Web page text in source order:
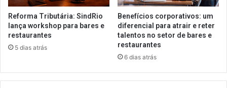
Reforma Tributária: SindRio
lança workshop para bares e
restaurantes
5 dias atrás
Benefícios corporativos: um
diferencial para atrair e reter
talentos no setor de bares e
restaurantes
6 dias atrás